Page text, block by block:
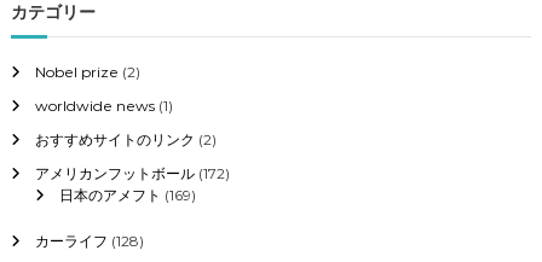
カテゴリー
Nobel prize (2)
worldwide news(1)
おすすめサイトのリンク (2)
アメリカンフットボール(172)
日本のアメフト (169)
カーライフ (128)